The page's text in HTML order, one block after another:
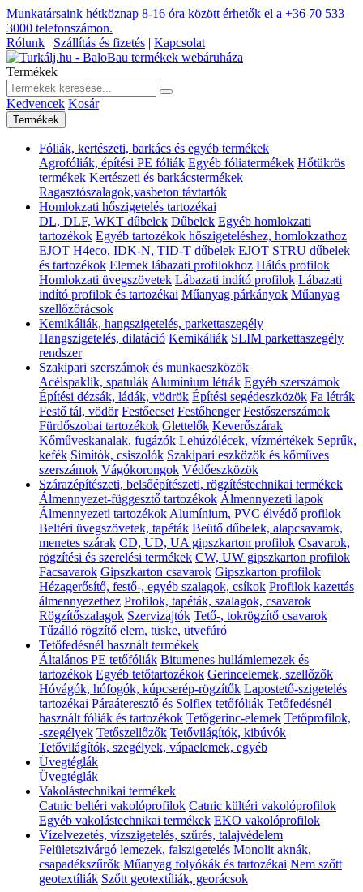
Munkatársaink hétköznap 8-16 óra között érhetők el a +36 70 533
3000 telefonszámon.
Rólunk | Szállítás és fizetés | Kapcsolat
Termékek
Kedvencek Kosár
Termékek
Fóliák, kertészeti, barkács és egyéb termékek
Agrofóliák, építési PE fóliák Egyéb fóliatermékek Hőtükrös
termékek Kertészeti és barkácstermékek
Ragasztószalagok,vasbeton távtartók
Homlokzati hőszigetelés tartozékai
DL, DLF, WKT dűbelek Dűbelek Egyéb homlokzati
tartozékok Egyéb tartozékok hőszigeteléshez, homlokzathoz
EJOT H4eco, IDK-N, TID-T dűbelek EJOT STRU dűbelek
és tartozékok Elemek lábazati profilokhoz Hálós profilok
Homlokzati üvegszövetek Lábazati indító profilok Lábazati
indító profilok és tartozékai Műanyag párkányok Műanyag
szellőzőrácsok
Kemikáliák, hangszigetelés, parkettaszegély
Hangszigetelés, dilatáció Kemikáliák SLIM parkettaszegély
rendszer
Szakipari szerszámok és munkaeszközök
Acélspaklik, spatulák Alumínium létrák Egyéb szerszámok
Építési dézsák, ládák, vödrök Építési segédeszközök Fa létrák
Festő tál, vödör Festőecset Festőhenger Festőszerszámok
Fürdőszobai tartozékok Glettelők Keverőszárak
Kőműveskanalak, fugázók Lehúzólécek, vízmértékek Seprűk,
kefék Simítók, csiszolók Szakipari eszközök és kőműves
szerszámok Vágókorongok Védőeszközök
Szárazépítészeti, belsőépítészeti, rögzítéstechnikai termékek
Álmennyezet-függesztő tartozékok Álmennyezeti lapok
Álmennyezeti tartozékok Alumínium, PVC élvédő profilok
Beltéri üvegszövetek, tapéták Beütő dűbelek, alapcsavarok,
menetes szárak CD, UD, UA gipszkarton profilok Csavarok,
rögzítési és szerelési termékek CW, UW gipszkarton profilok
Facsavarok Gipszkarton csavarok Gipszkarton profilok
Hézagerősítő, festő-, egyéb szalagok, csíkok Profilok kazettás
álmennyezethez Profilok, tapéták, szalagok, csavarok
Rögzítőszalagok Szervizajtók Tető-, tokrögzítő csavarok
Tűzálló rögzítő elem, tüske, ütvefúró
Tetőfedésnél használt termékek
Általános PE tetőfóliák Bitumenes hullámlemezek és
tartozékok Egyéb tetőtartozékok Gerincelemek, szellőzők
Hóvágók, hófogók, kúpcserép-rögzítők Lapostető-szigetelés
tartozékai Páraáteresztő és Solflex tetőfóliák Tetőfedésnél
használt fóliák és tartozékok Tetőgerinc-elemek Tetőprofilok,
-szegélyek Tetőszellőzők Tetővilágítók, kibúvók
Tetővilágítók, szegélyek, vápaelemek, egyéb
Üvegtéglák
Üvegtéglák
Vakolástechnikai termékek
Catnic beltéri vakolóprofilok Catnic kültéri vakolóprofilok
Egyéb vakolástechnikai termékek EKO vakolóprofilok
Vízelvezetés, vízszigetelés, szűrés, talajvédelem
Felületszivárgó lemezek, falszigetelés Monolit aknák,
csapadékszűrők Műanyag folyókák és tartozékai Nem szőtt
geotextíliák Szőtt geotextíliák, georácsok